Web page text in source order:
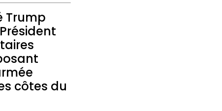
Trump
côtes du